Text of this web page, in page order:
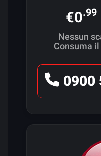
€0.99
Nessun
Consuma
0900